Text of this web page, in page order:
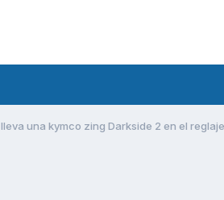
una kymco zing Darkside 2 en el